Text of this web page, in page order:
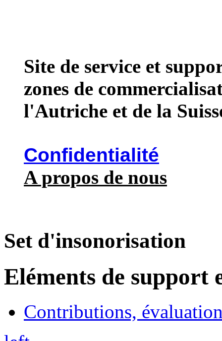
Site de service et
zones de
l'Autriche et de la
Confidentialité
A propos de nous
Set d'insonorisation
Eléments de support
Contributions,